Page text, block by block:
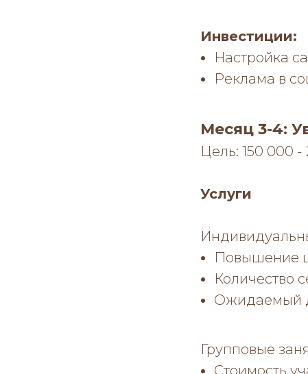
Инвестиции:
Настройка
Реклама в
Месяц 3-4:
Цель: 150 000
Услуги
Повышение
Количество
Ожидаемый
Групповые
Стоимость